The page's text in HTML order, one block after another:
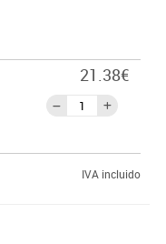
21.38€
IVA incluido